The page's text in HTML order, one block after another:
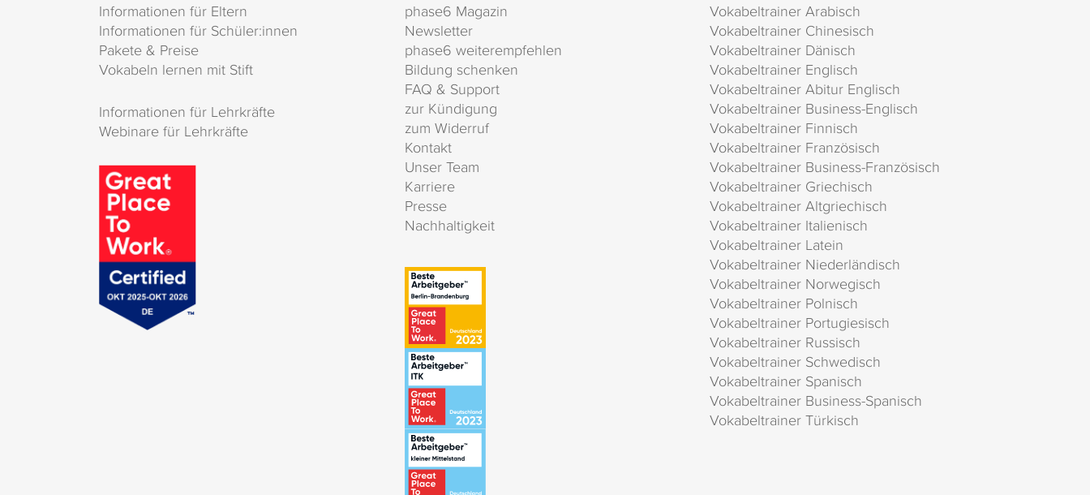
Informationen für Eltern
Informationen für Schüler:innen
Pakete & Preise
Vokabeln lernen mit Stift
Informationen für Lehrkräfte
Webinare für Lehrkräfte
phase6 Magazin
Newsletter
phase6 weiterempfehlen
Bildung schenken
FAQ & Support
zur Kündigung
zum Widerruf
Kontakt
Unser Team
Karriere
Presse
Nachhaltigkeit
Vokabeltrainer Arabisch
Vokabeltrainer Chinesisch
Vokabeltrainer Dänisch
Vokabeltrainer Englisch
Vokabeltrainer Abitur Englisch
Vokabeltrainer Business-Englisch
Vokabeltrainer Finnisch
Vokabeltrainer Französisch
Vokabeltrainer Business-Französisch
Vokabeltrainer Griechisch
Vokabeltrainer Altgriechisch
Vokabeltrainer Italienisch
Vokabeltrainer Latein
Vokabeltrainer Niederländisch
Vokabeltrainer Norwegisch
Vokabeltrainer Polnisch
Vokabeltrainer Portugiesisch
Vokabeltrainer Russisch
Vokabeltrainer Schwedisch
Vokabeltrainer Spanisch
Vokabeltrainer Business-Spanisch
Vokabeltrainer Türkisch